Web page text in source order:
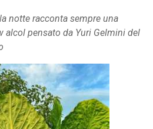
notte racconta sempre una
alcol pensato da Yuri Gelmini del